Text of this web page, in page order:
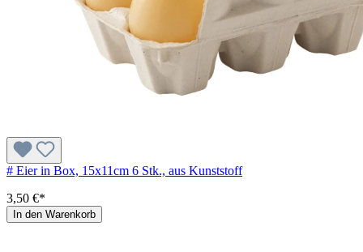
# Eier in Box, 15x11cm 6 Stk., aus Kunststoff
3,50 €*
In den Warenkorb